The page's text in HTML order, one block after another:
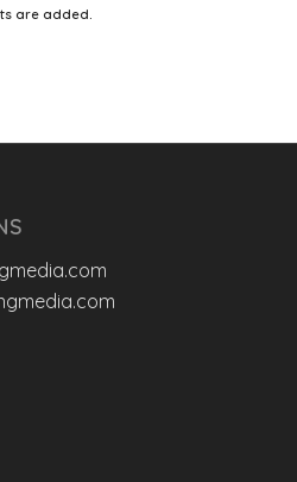
are added.